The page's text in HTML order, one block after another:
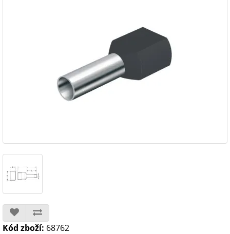
Kód zboží: 68762